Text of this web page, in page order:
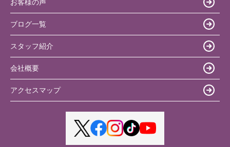
お客様の声
ブログ一覧
スタッフ紹介
会社概要
アクセスマップ